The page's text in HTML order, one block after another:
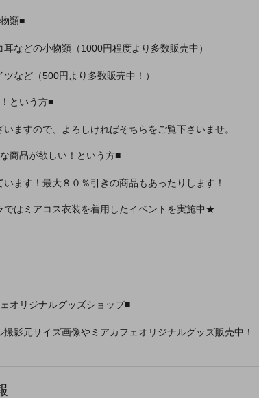
類■
などの小物類（1000円程度より多数販売中）
など（500円より多数販売中！）
という方■
ますので、よろしければそちらをご覧下さいませ。
商品が欲しい！という方■
ます！最大８０％引きの商品もあったりします！
はミアコス衣装を着用したイベントを実施中★
オリジナルグッズショップ■
撮影元サイズ画像やミアカフェオリジナルグッズ販売中！